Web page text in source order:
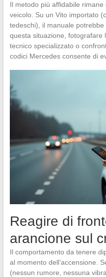
Il metodo più affidabile rimane
veicolo. Su un Vito importato
tedeschi), il manuale potrebbe
questa situazione, fotografare
tecnico specializzato o
codici Mercedes consente di
Reagire di
arancione sul
Il comportamento da tenere
al momento dell’accensione.
(nessun rumore, nessuna